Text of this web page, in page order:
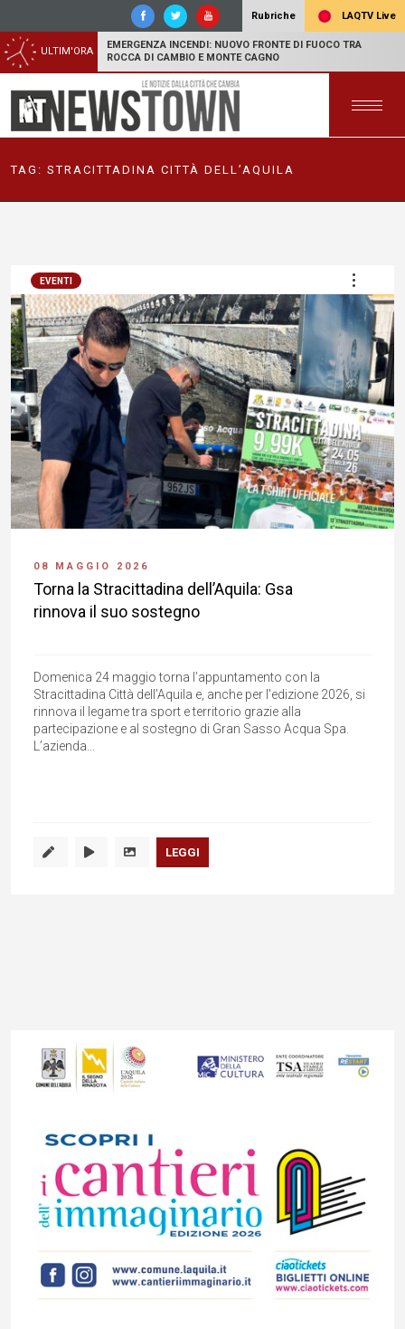
Rubriche LAQTV Live
ULTIM'ORA
EMERGENZA INCENDI: NUOVO FRONTE DI FUOCO TRA
ROCCA DI CAMBIO E MONTE CAGNO
TAG: STRACITTADINA CITTÀ DELL’AQUILA
EVENTI
08 MAGGIO 2026
Torna la Stracittadina dell’Aquila: Gsa
rinnova il suo sostegno
Domenica 24 maggio torna l’appuntamento con la
Stracittadina Città dell’Aquila e, anche per l'edizione 2026, si
rinnova il legame tra sport e territorio grazie alla
partecipazione e al sostegno di Gran Sasso Acqua Spa.
L’azienda...
LEGGI